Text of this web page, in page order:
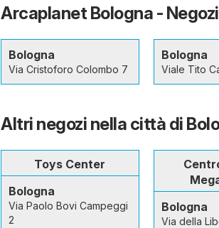
Arcaplanet Bologna -
Bologna
Via Cristoforo Colombo 7
Bologna
Viale Tito
Altri negozi nella città di
Toys Center
Bologna
Via Paolo Bovi Campeggi
2
Bologna
Via della